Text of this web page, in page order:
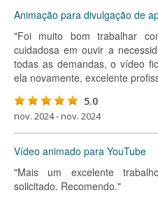
Animação para divulgação de
"Foi muito bom trabalhar
cuidadosa em ouvir a
todas as demandas, o vídeo
ela novamente, excelente
5.0
nov. 2024 - nov. 2024
Vídeo animado para YouTube
"Mais um excelente
solicitado. Recomendo."